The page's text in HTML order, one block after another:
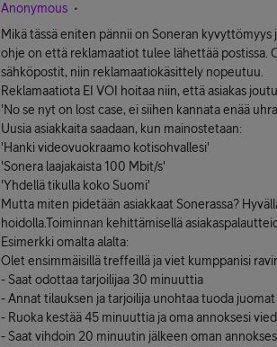
Anonymous
Mikä tässä eniten pännii on Soneran
ohje on että reklamaatiot tulee lähettää postissa.
sähköpostit, niin reklamaatiokäsittely nopeutuu.
Reklamaatiota EI VOI hoitaa niin, että asiakas
'No se nyt on lost case, ei siihen kannata enää
Uusia asiakkaita saadaan, kun mainostetaan:
'Hanki videovuokraamo kotisohvallesi'
'Sonera laajakaista 100 Mbit/s'
'Yhdellä tikulla koko Suomi'
Mutta miten pidetään asiakkaat Sonerassa?
hoidolla.Toiminnan kehittämisellä
Esimerkki omalta alalta:
Olet ensimmäisillä treffeillä ja viet kumppanisi
- Saat odottaa tarjoilijaa 30 minuuttia
- Annat tilauksen ja tarjoilija unohtaa tuoda juomat
- Ruoka kestää 45 minuuttia ja oma annoksesi
- Saat vihdoin 20 minuutin jälkeen oman